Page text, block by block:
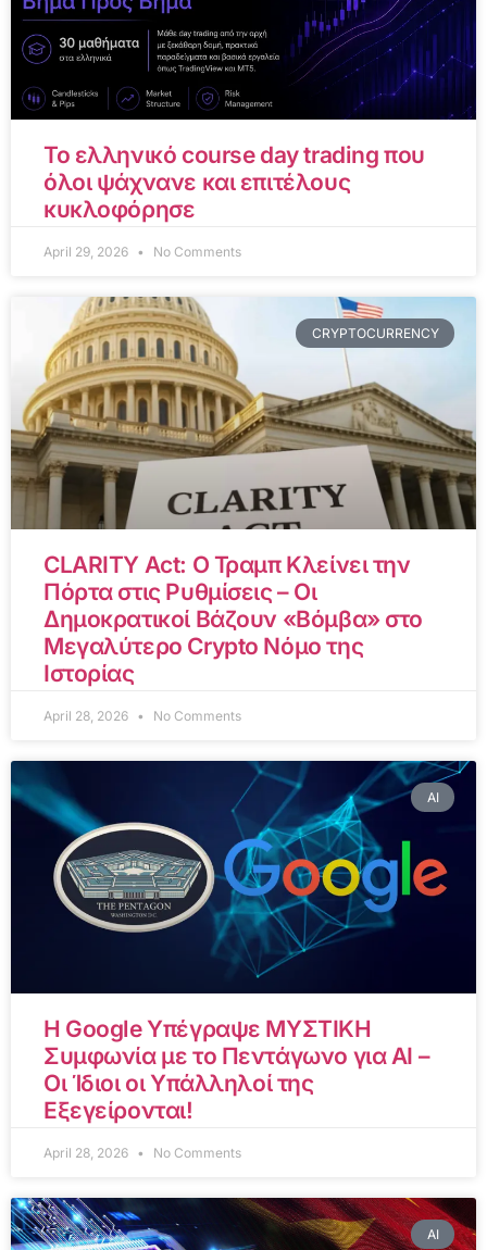
Το ελληνικό course day trading που
όλοι ψάχνανε και επιτέλους
κυκλοφόρησε
April 29, 2026 No Comments
CRYPTOCURRENCY
CLARITY Act: Ο Τραμπ Κλείνει την
Πόρτα στις Ρυθμίσεις – Οι
Δημοκρατικοί Βάζουν «Βόμβα» στο
Μεγαλύτερο Crypto Νόμο της
Ιστορίας
April 28, 2026 No Comments
AI
Η Google Υπέγραψε ΜΥΣΤΙΚΗ
Συμφωνία με το Πεντάγωνο για AI –
Οι Ίδιοι οι Υπάλληλοί της
Εξεγείρονται!
April 28, 2026 No Comments
AI